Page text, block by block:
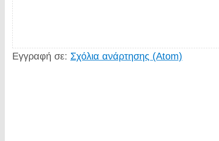
Εγγραφή σε: Σχόλια ανάρτησης (Atom)